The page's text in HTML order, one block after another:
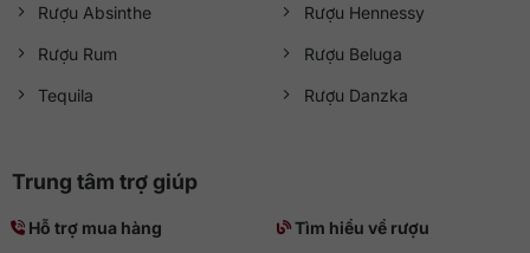
Rượu Absinthe
Rượu Rum
Tequila
Rượu Hennessy
Rượu Beluga
Rượu Danzka
Trung tâm trợ giúp
Hỗ trợ mua hàng
Tìm hiểu về rượu